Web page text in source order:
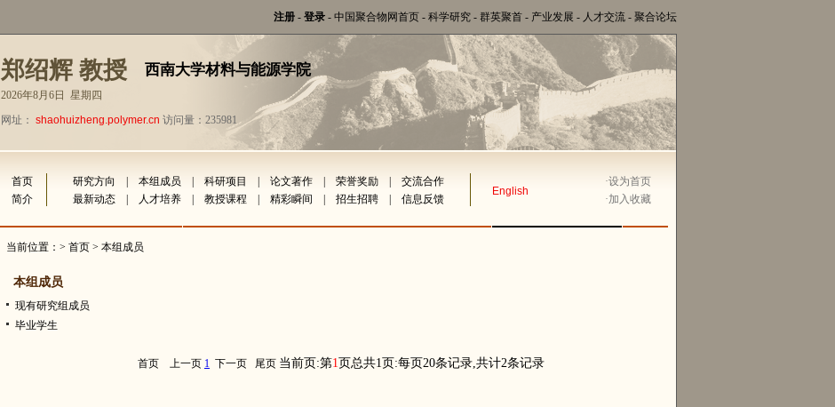
注册 - 登录 - 中国聚合物网首页 - 科学研究 - 群英聚首 - 产业发展 - 人才交流 - 聚合论坛
郑绍辉 教授 西南大学材料与能源学院
2026年8月6日 星期四
网址： shaohuizheng.polymer.cn 访问量：235981
首页 研究方向 本组成员 科研项目 论文著作 荣誉奖励 交流合作
English
·设为首页
简介
最新动态 人才培养 教授课程 精彩瞬间 招生招聘 信息反馈 ·加入收藏
当前位置：> 首页 > 本组成员
本组成员
现有研究组成员
毕业学生
首页 上一页 1 下一页 尾页 当前页:第1页总共1页:每页20条记录,共计2条记录